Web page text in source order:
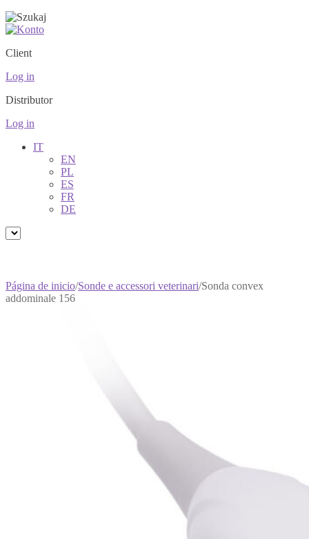
Client
Log in
Distributor
Log in
IT
EN
PL
ES
FR
DE
Página de inicio/Sonde e accessori veterinari/Sonda convex
addominale 156